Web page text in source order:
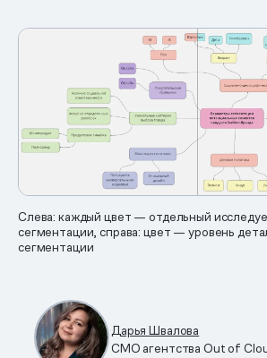
Слева: каждый цвет — отдельный
сегментации, справа: цвет — уровень
сегментации
Дарья Швалова
СМО агентства Out of